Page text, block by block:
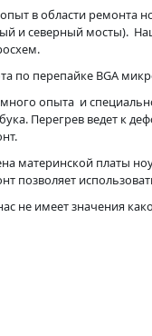
в области ремонта
и северный мосты).
по перепайке BGA
опыта и
Перегрев ведет к
материнской платы
позволяет
не имеет значения